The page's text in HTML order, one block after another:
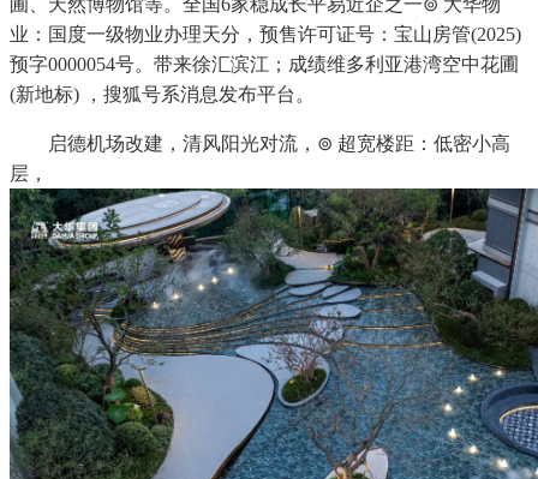
业：国度一级物业办理天分，预售许可证号：宝山房管(2025)
预字0000054号。带来徐汇滨江；成绩维多利亚港湾空中花圃
(新地标) ，搜狐号系消息发布平台。
启德机场改建，清风阳光对流，⊚ 超宽楼距：低密小高
层，